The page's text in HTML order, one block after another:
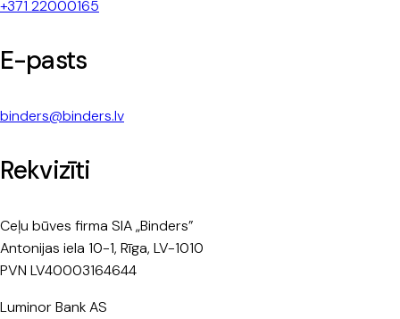
+371 22000165
E-pasts
binders@binders.lv
Rekvizīti
Ceļu būves firma SIA „Binders”
Antonijas iela 10-1, Rīga, LV-1010
PVN LV40003164644
Luminor Bank AS